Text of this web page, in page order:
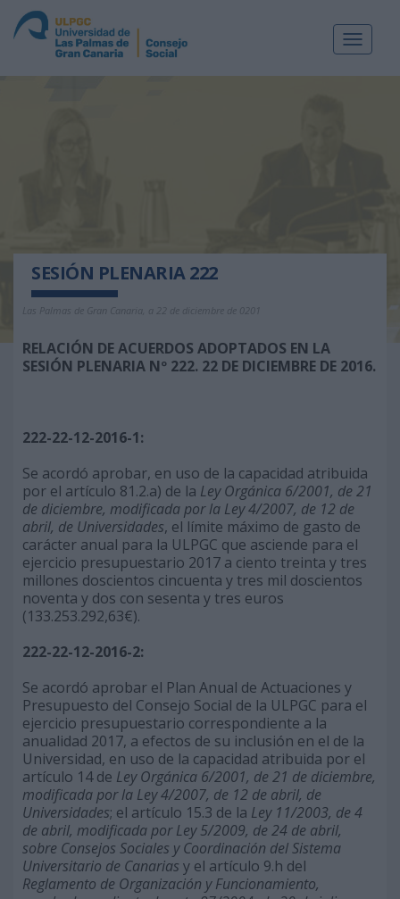
Toggle
SESIÓN PLENARIA 222
Las Palmas de Gran Canaria, a 22 de diciembre de 0201
RELACIÓN DE ACUERDOS ADOPTADOS EN LA
SESIÓN PLENARIA Nº 222. 22 DE DICIEMBRE DE 2016.
222-22-12-2016-1:
Se acordó aprobar, en uso de la capacidad atribuida
por el artículo 81.2.a) de la Ley Orgánica 6/2001, de 21
de diciembre, modificada por la Ley 4/2007, de 12 de
abril, de Universidades, el límite máximo de gasto de
carácter anual para la ULPGC que asciende para el
ejercicio presupuestario 2017 a ciento treinta y tres
millones doscientos cincuenta y tres mil doscientos
noventa y dos con sesenta y tres euros
(133.253.292,63€).
222-22-12-2016-2:
Se acordó aprobar el Plan Anual de Actuaciones y
Presupuesto del Consejo Social de la ULPGC para el
ejercicio presupuestario correspondiente a la
anualidad 2017, a efectos de su inclusión en el de la
Universidad, en uso de la capacidad atribuida por el
artículo 14 de Ley Orgánica 6/2001, de 21 de diciembre,
modificada por la Ley 4/2007, de 12 de abril, de
Universidades; el artículo 15.3 de la Ley 11/2003, de 4
de abril, modificada por Ley 5/2009, de 24 de abril,
sobre Consejos Sociales y Coordinación del Sistema
Universitario de Canarias y el artículo 9.h del
Reglamento de Organización y Funcionamiento,